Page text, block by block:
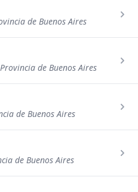
de Buenos Aires
de Buenos Aires
de Buenos Aires
de Buenos Aires